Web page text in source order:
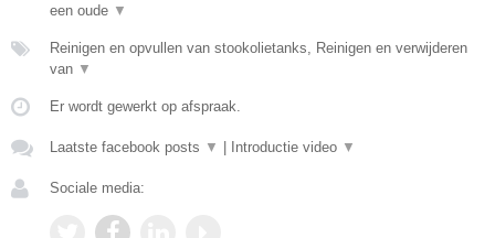
een oude ▼
Reinigen en opvullen van stookolietanks, Reinigen en verwijderen
van ▼
Er wordt gewerkt op afspraak.
Laatste facebook posts ▼ | Introductie video ▼
Sociale media: